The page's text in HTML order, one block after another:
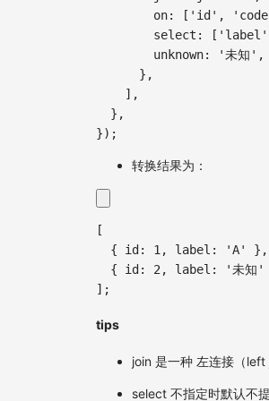
        on
: [ 'id' ,
        select
: [ 'label'
unknown: '未知' ,
} ,
] ,
} ,
}) ;
转换结果为：
[
{
id : 1 , label : 'A' } ,
{
id : 2 , label : '未知'
] ;
tips
join 是一种 左连接（left
select 不指定时默认不